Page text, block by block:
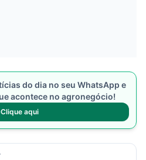
do dia no seu WhatsApp e
acontece no agronegócio!
Clique aqui